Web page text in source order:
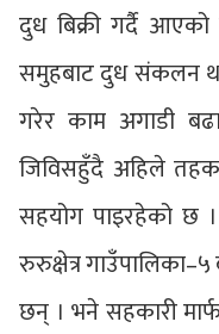
दुध बिक्री गर्दै
समुहबाट दुध संकलन
गरेर काम अगाडी
जिविसहुँदै अहिले
सहयोग पाइरहेको छ
रुरुक्षेत्र
छन् । भने सहकारी